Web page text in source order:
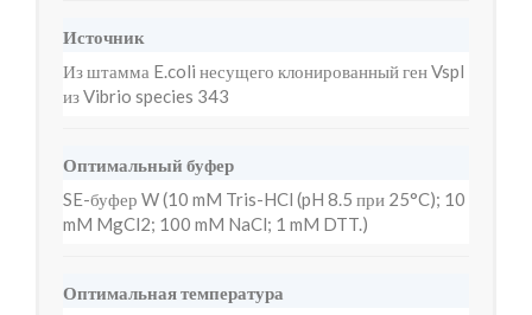
Источник
Из штамма E.coli несущего клонированный ген VspI
из Vibrio species 343
Оптимальный буфер
SE-буфер W (10 mM Tris-HCl (pH 8.5 при 25°C); 10
mM MgCl2; 100 mM NaCl; 1 mM DTT.)
Оптимальная температура